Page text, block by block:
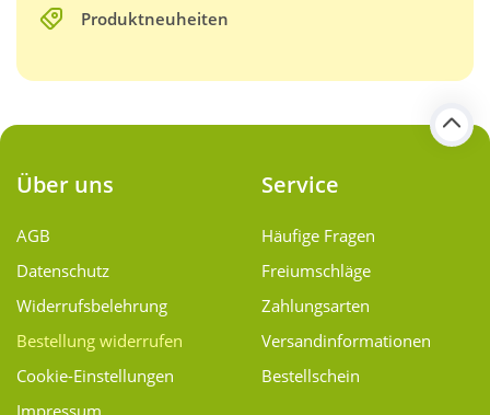
Produktneuheiten
Über uns
AGB
Datenschutz
Widerrufsbelehrung
Bestellung widerrufen
Cookie-Einstellungen
Service
Häufige Fragen
Freiumschläge
Zahlungsarten
Versand­informationen
Bestellschein